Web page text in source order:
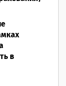
в